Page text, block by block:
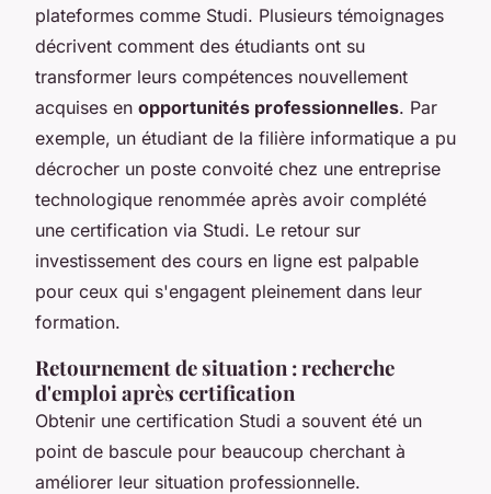
plateformes comme Studi. Plusieurs témoignages
décrivent comment des étudiants ont su
transformer leurs compétences nouvellement
acquises en opportunités professionnelles. Par
exemple, un étudiant de la filière informatique a pu
décrocher un poste convoité chez une entreprise
technologique renommée après avoir complété
une certification via Studi. Le retour sur
investissement des cours en ligne est palpable
pour ceux qui s'engagent pleinement dans leur
formation.
Retournement de situation : recherche
d'emploi après certification
Obtenir une certification Studi a souvent été un
point de bascule pour beaucoup cherchant à
améliorer leur situation professionnelle.